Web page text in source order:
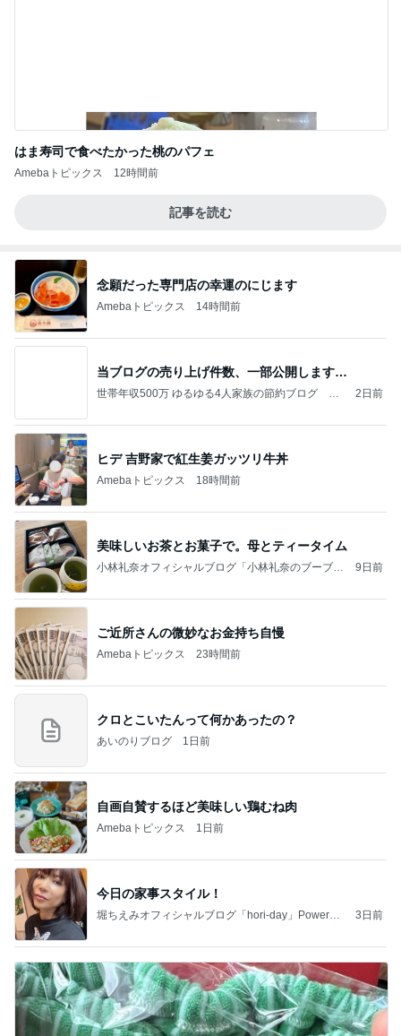
はま寿司で食べたかった桃のパフェ
Amebaトピックス 12時間前
記事を読む
念願だった専門店の幸運のにじます
Amebaトピックス 14時間前
当ブログの売り上げ件数、一部公開します…
世帯年収500万 ゆるゆる4人家族の節約ブログ 〜
2日前
ヒデ 吉野家で紅生姜ガッツリ牛丼
Amebaトピックス 18時間前
美味しいお茶とお菓子で。母とティータイム
小林礼奈オフィシャルブログ「小林礼奈のブーブー
9日前
ご近所さんの微妙なお金持ち自慢
Amebaトピックス 23時間前
クロとこいたんって何かあったの？
あいのりブログ 1日前
自画自賛するほど美味しい鶏むね肉
Amebaトピックス 1日前
今日の家事スタイル！
堀ちえみオフィシャルブログ「hori-day」Powered
3日前